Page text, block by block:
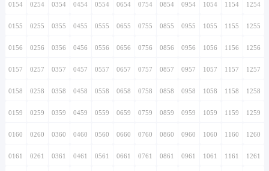
0154 0254 0354 0454 0554 0654 0754 0854 0954 1054 1154 1254
0155 0255 0355 0455 0555 0655 0755 0855 0955 1055 1155 1255
0156 0256 0356 0456 0556 0656 0756 0856 0956 1056 1156 1256
0157 0257 0357 0457 0557 0657 0757 0857 0957 1057 1157 1257
0158 0258 0358 0458 0558 0658 0758 0858 0958 1058 1158 1258
0159 0259 0359 0459 0559 0659 0759 0859 0959 1059 1159 1259
0160 0260 0360 0460 0560 0660 0760 0860 0960 1060 1160 1260
0161 0261 0361 0461 0561 0661 0761 0861 0961 1061 1161 1261